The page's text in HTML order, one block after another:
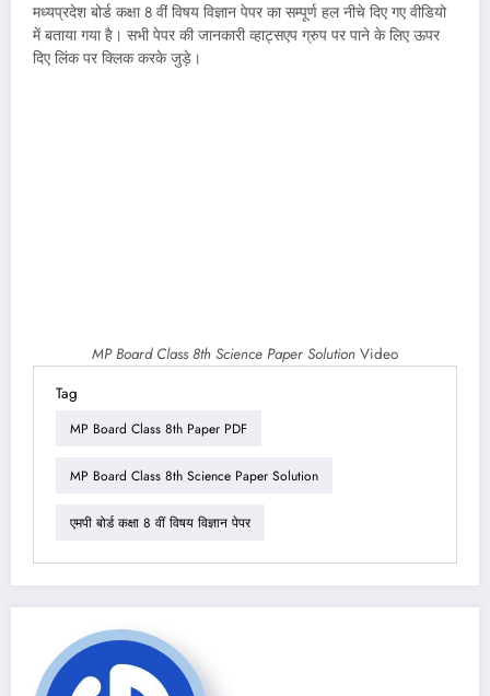
मध्यप्रदेश बोर्ड कक्षा 8 वीं विषय विज्ञान पेपर का सम्पूर्ण हल नीचे दिए गए वीडियो
में बताया गया है। सभी पेपर की जानकारी व्हाट्सएप ग्रुप पर पाने के लिए ऊपर
दिए लिंक पर क्लिक करके जुड़े।
MP Board Class 8th Science Paper Solution Video
Tag
MP Board Class 8th Paper PDF
MP Board Class 8th Science Paper Solution
एमपी बोर्ड कक्षा 8 वीं विषय विज्ञान पेपर